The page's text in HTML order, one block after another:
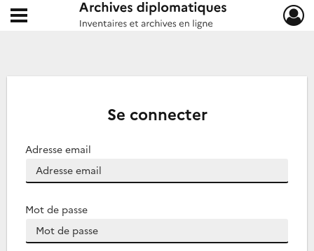
Archives diplomatiques
Ouvrir le menu déroulant
Se connecter
Adresse email
Mot de passe